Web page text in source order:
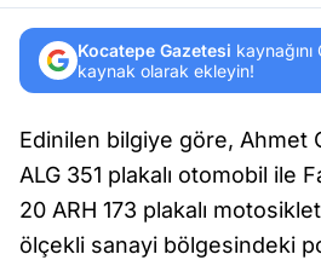
Kocatepe Gazetesi
kaynak olarak ekleyin!
Edinilen bilgiye göre, Ahmet
ALG 351 plakalı otomobil ile
20 ARH 173 plakalı
ölçekli sanayi bölgesindeki